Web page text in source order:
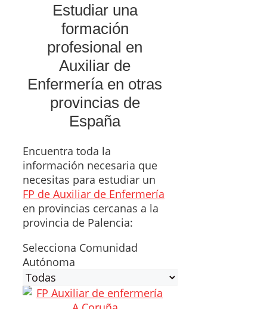
Estudiar una
formación
profesional en
Auxiliar de
Enfermería en otras
provincias de
España
Encuentra toda la
información necesaria que
necesitas para estudiar un
FP de Auxiliar de Enfermería
en provincias cercanas a la
provincia de Palencia:
Selecciona Comunidad
Autónoma